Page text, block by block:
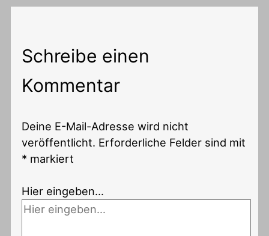
Schreibe einen
Kommentar
Deine E-Mail-Adresse wird nicht
veröffentlicht. Erforderliche Felder sind mit
* markiert
Hier eingeben…